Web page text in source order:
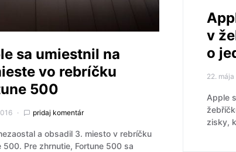
sa umiestnil na
vo rebríčku
500
pridaj komentár
a obsadil 3. miesto v rebríčku
500. Pre zhrnutie, Fortune 500 sa
v
o
22.
Apple
zisky,